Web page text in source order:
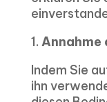
1. Annahme
Indem Sie
ihn